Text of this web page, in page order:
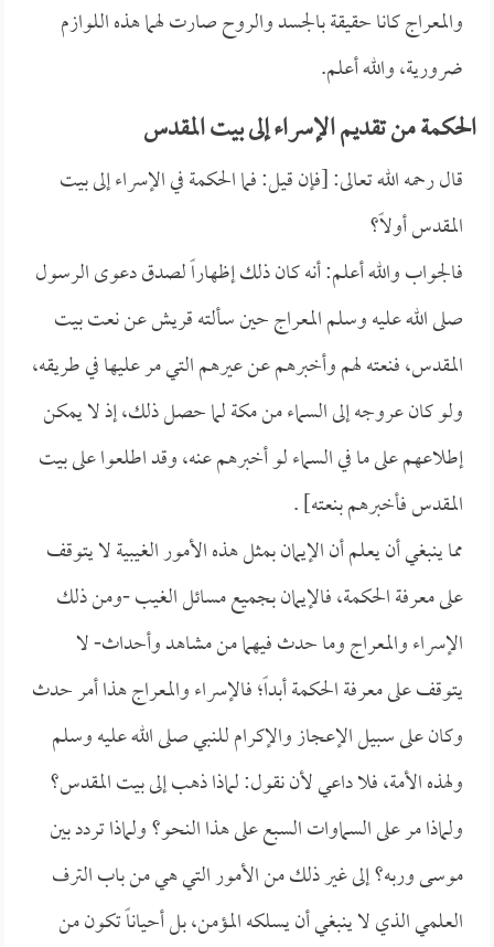
والمعراج كانا حقيقة بالجسد والروح صارت لهما هذه اللوازم
ضرورية، والله أعلم.
الحكمة من تقديم الإسراء إلى بيت المقدس
قال رحمه الله تعالى: [فإن قيل: فما الحكمة في الإسراء إلى بيت
المقدس أولاً؟
فالجواب والله أعلم: أنه كان ذلك إظهاراً لصدق دعوى الرسول
صلى الله عليه وسلم المعراج حين سألته قريش عن نعت بيت
المقدس، فنعته لهم وأخبرهم عن عيرهم التي مر عليها في طريقه،
ولو كان عروجه إلى السماء من مكة لما حصل ذلك، إذ لا يمكن
إطلاعهم على ما في السماء لو أخبرهم عنه، وقد اطلعوا على بيت
المقدس فأخبرهم بنعته] .
مما ينبغي أن يعلم أن الإيمان بمثل هذه الأمور الغيبية لا يتوقف
على معرفة الحكمة، فالإيمان بجميع مسائل الغيب -ومن ذلك
الإسراء والمعراج وما حدث فيهما من مشاهد وأحداث- لا
يتوقف على معرفة الحكمة أبداً؛ فالإسراء والمعراج هذا أمر حدث
وكان على سبيل الإعجاز والإكرام للنبي صلى الله عليه وسلم
ولهذه الأمة، فلا داعي لأن نقول: لماذا ذهب إلى بيت المقدس؟
ولماذا مر على السماوات السبع على هذا النحو؟ ولماذا تردد بين
موسى وربه؟ إلى غير ذلك من الأمور التي هي من باب الترف
العلمي الذي لا ينبغي أن يسلكه المؤمن، بل أحياناً تكون من